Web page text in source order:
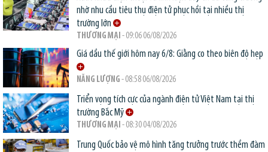
nhờ nhu cầu tiêu thụ điện tử phục hồi tại nhiều thị
trường lớn
THƯƠNG MẠI - 09:06 06/08/2026
Giá dầu thế giới hôm nay 6/8: Giằng co theo biên độ hẹp
NĂNG LƯỢNG - 08:58 06/08/2026
Triển vọng tích cực của ngành điện tử Việt Nam tại thị
trường Bắc Mỹ
THƯƠNG MẠI - 08:30 04/08/2026
Trung Quốc bảo vệ mô hình tăng trưởng trước thềm đàm